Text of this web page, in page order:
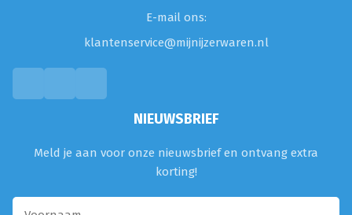
E-mail ons:
klantenservice@mijnijzerwaren.nl
NIEUWSBRIEF
Meld je aan voor onze nieuwsbrief en ontvang extra
korting!